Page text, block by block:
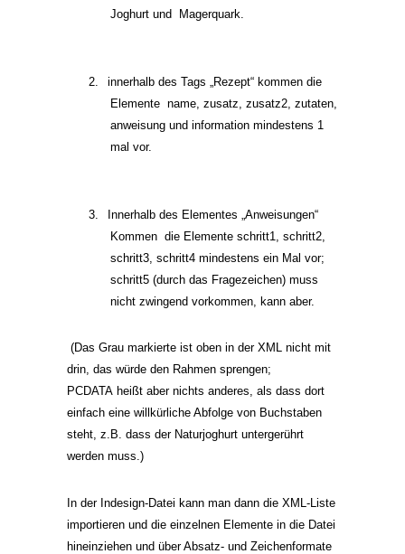
Joghurt und
Magerquark.
2.
innerhalb des Tags „Rezept“ kommen die
Elemente name, zusatz, zusatz2, zutaten,
anweisung und information mindestens 1
mal vor.
3.
Innerhalb des Elementes „Anweisungen“
Kommen die Elemente schritt1, schritt2,
schritt3, schritt4 mindestens ein Mal vor;
schritt5 (durch das Fragezeichen) muss
nicht zwingend vorkommen, kann aber.
(Das Grau markierte ist oben in der XML nicht mit
drin, das würde den Rahmen sprengen;
PCDATA heißt aber nichts anderes, als dass dort
einfach eine willkürliche Abfolge von Buchstaben
steht, z.B. dass der Naturjoghurt untergerührt
werden muss.)
In der Indesign-Datei kann man dann die XML-Liste
importieren und die einzelnen Elemente in die Datei
hineinziehen und über Absatz- und Zeichenformate